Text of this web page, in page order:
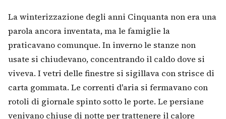
La winterizzazione degli anni Cinquanta non era una
parola ancora inventata, ma le famiglie la
praticavano comunque. In inverno le stanze non
usate si chiudevano, concentrando il caldo dove si
viveva. I vetri delle finestre si sigillava con strisce di
carta gommata. Le correnti d'aria si fermavano con
rotoli di giornale spinto sotto le porte. Le persiane
venivano chiuse di notte per trattenere il calore